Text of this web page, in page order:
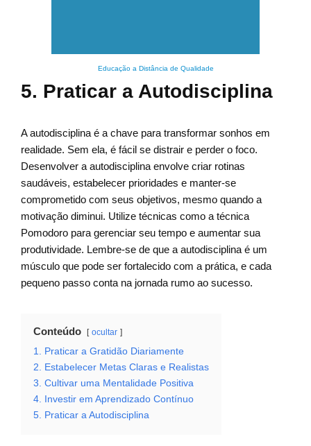
Educação a Distância de Qualidade
5. Praticar a Autodisciplina
A autodisciplina é a chave para transformar sonhos em
realidade. Sem ela, é fácil se distrair e perder o foco.
Desenvolver a autodisciplina envolve criar rotinas
saudáveis, estabelecer prioridades e manter-se
comprometido com seus objetivos, mesmo quando a
motivação diminui. Utilize técnicas como a técnica
Pomodoro para gerenciar seu tempo e aumentar sua
produtividade. Lembre-se de que a autodisciplina é um
músculo que pode ser fortalecido com a prática, e cada
pequeno passo conta na jornada rumo ao sucesso.
Conteúdo ocultar
1. Praticar a Gratidão Diariamente
2. Estabelecer Metas Claras e Realistas
3. Cultivar uma Mentalidade Positiva
4. Investir em Aprendizado Contínuo
5. Praticar a Autodisciplina